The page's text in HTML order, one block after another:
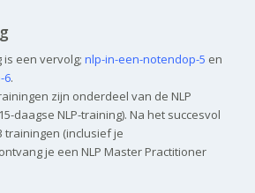
een vervolg; nlp-in-een-notendop-5 en
6.
zijn onderdeel van de NLP
daagse NLP-training). Na het succesvol
(inclusief je
je een NLP Master Practitioner